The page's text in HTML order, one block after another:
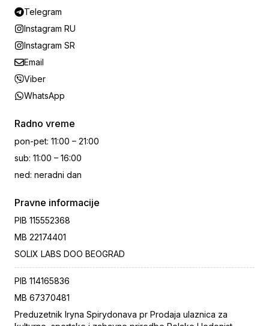
Telegram
Instagram RU
Instagram SR
Email
Viber
WhatsApp
Radno vreme
pon-pet: 11:00 – 21:00
sub: 11:00 – 16:00
ned: neradni dan
Pravne informacije
PIB 115552368
MB 22174401
SOLIX LABS DOO BEOGRAD
PIB 114165836
MB 67370481
Preduzetnik Iryna Spirydonava pr Prodaja ulaznica za